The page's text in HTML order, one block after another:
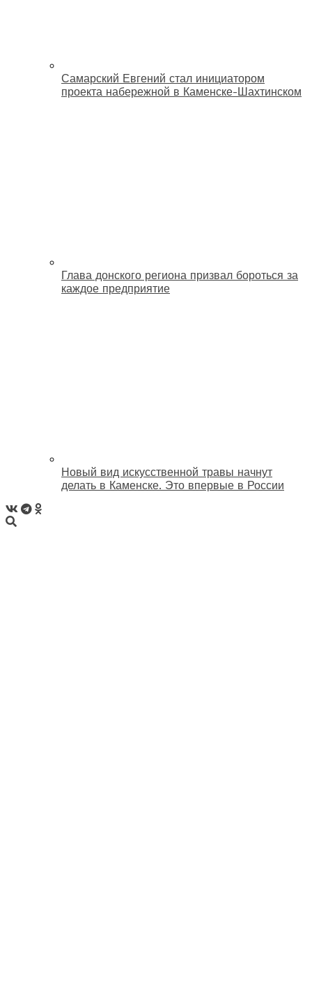
Самарский Евгений стал инициатором
проекта набережной в Каменске-Шахтинском
Глава донского региона призвал бороться за
каждое предприятие
Новый вид искусственной травы начнут
делать в Каменске. Это впервые в России